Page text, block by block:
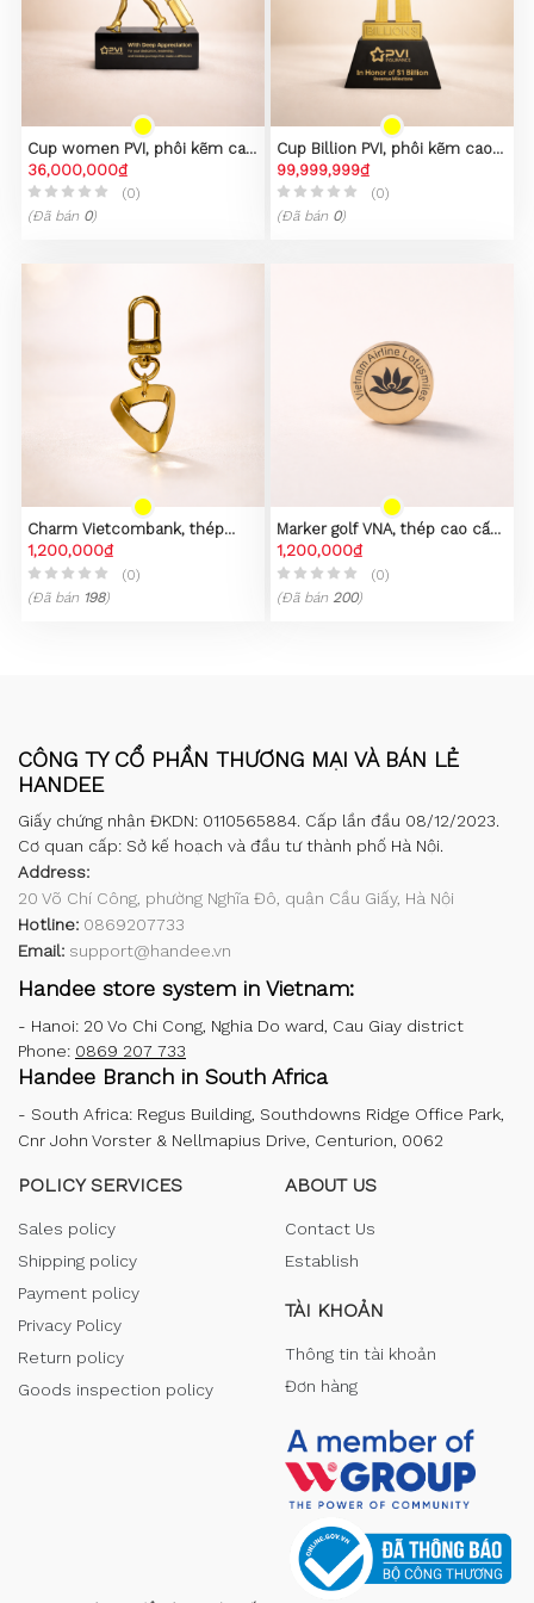
Cup women PVI, phôi kẽm cao
cấp
36,000,000₫
(0)
(Đã bán 0)
Cup Billion PVI, phôi kẽm cao
cấp
99,999,999₫
(0)
(Đã bán 0)
Charm Vietcombank, thép
không gỉ 316L, mạ vàng 23k
1,200,000₫
(0)
(Đã bán 198)
Marker golf VNA, thép cao cấp,
mạ PVD vàng 23K
1,200,000₫
(0)
(Đã bán 200)
CÔNG TY CỔ PHẦN THƯƠNG MẠI VÀ BÁN LẺ
HANDEE
Giấy chứng nhận ĐKDN: 0110565884. Cấp lần đầu 08/12/2023.
Cơ quan cấp: Sở kế hoạch và đầu tư thành phố Hà Nội.
Address:
20 Võ Chí Công, phường Nghĩa Đô, quận Cầu Giấy, Hà Nội
Hotline: 0869207733
Email: support@handee.vn
Handee store system in Vietnam:
- Hanoi: 20 Vo Chi Cong, Nghia Do ward, Cau Giay district
Phone: 0869 207 733
Handee Branch in South Africa
- South Africa: Regus Building, Southdowns Ridge Office Park,
Cnr John Vorster & Nellmapius Drive, Centurion, 0062
POLICY SERVICES
Sales policy
Shipping policy
Payment policy
Privacy Policy
Return policy
Goods inspection policy
ABOUT US
Contact Us
Establish
TÀI KHOẢN
Thông tin tài khoản
Đơn hàng